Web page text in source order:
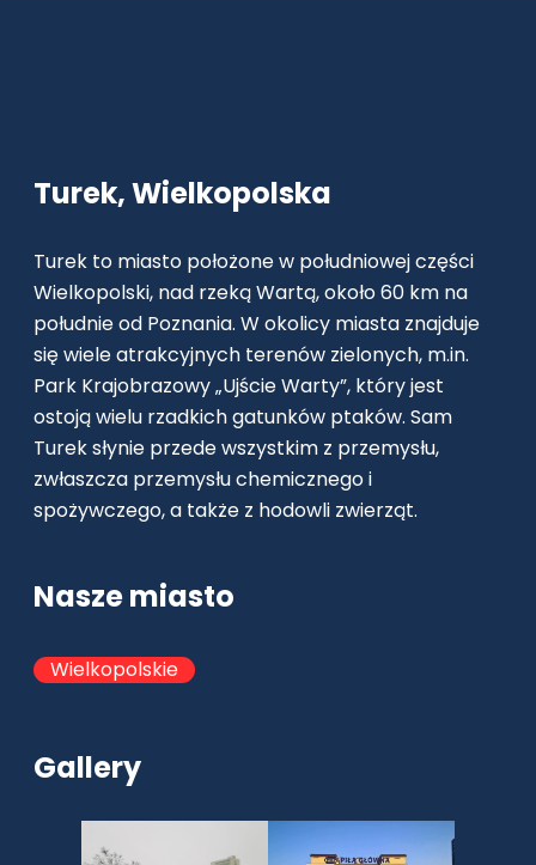
Turek, Wielkopolska
Turek to miasto położone w południowej części
Wielkopolski, nad rzeką Wartą, około 60 km na
południe od Poznania. W okolicy miasta znajduje
się wiele atrakcyjnych terenów zielonych, m.in.
Park Krajobrazowy „Ujście Warty”, który jest
ostoją wielu rzadkich gatunków ptaków. Sam
Turek słynie przede wszystkim z przemysłu,
zwłaszcza przemysłu chemicznego i
spożywczego, a także z hodowli zwierząt.
Nasze miasto
Wielkopolskie
Gallery